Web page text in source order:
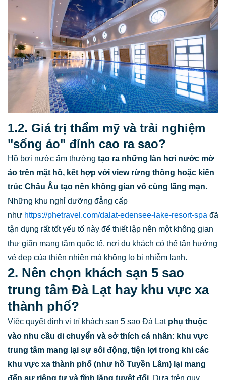
1.2. Giá trị thẩm mỹ và trải nghiệm
"sống ảo" đỉnh cao ra sao?
Hồ bơi nước ấm thường tạo ra những làn hơi nước mờ
ảo trên mặt hồ, kết hợp với view rừng thông hoặc kiến
trúc Châu Âu tạo nên không gian vô cùng lãng mạn.
Những khu nghỉ dưỡng đẳng cấp
như https://phetravel.com/dalat-edensee-lake-resort-spa đã
tận dụng rất tốt yếu tố này để thiết lập nên một không gian
thư giãn mang tầm quốc tế, nơi du khách có thể tận hưởng
vẻ đẹp của thiên nhiên mà không lo bị nhiễm lạnh.
2. Nên chọn khách sạn 5 sao
trung tâm Đà Lạt hay khu vực xa
thành phố?
Việc quyết định vị trí khách sạn 5 sao Đà Lạt phụ thuộc
vào nhu cầu di chuyển và sở thích cá nhân: khu vực
trung tâm mang lại sự sôi động, tiện lợi trong khi các
khu vực xa thành phố (như hồ Tuyền Lâm) lại mang